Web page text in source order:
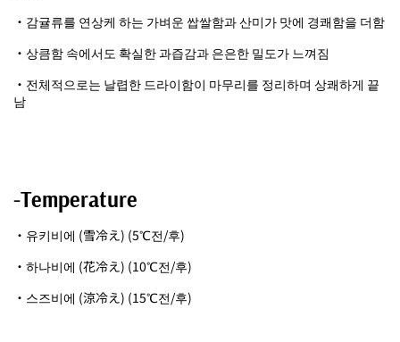
・감귤류를 연상케 하는 가벼운 쌉쌀함과 산미가 맛에 경쾌함을 더함
・상큼함 속에서도 확실한 과즙감과 은은한 밀도가 느껴짐
・전체적으로는 날렵한 드라이함이 마무리를 정리하며 상쾌하게 끝
남
-Temperature
・유키비에 (雪冷え) (5℃전/후)
・하나비에 (花冷え) (10℃전/후)
・스즈비에 (涼冷え) (15℃전/후)